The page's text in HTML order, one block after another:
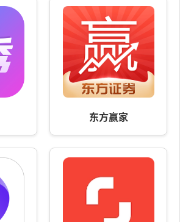
东方赢家